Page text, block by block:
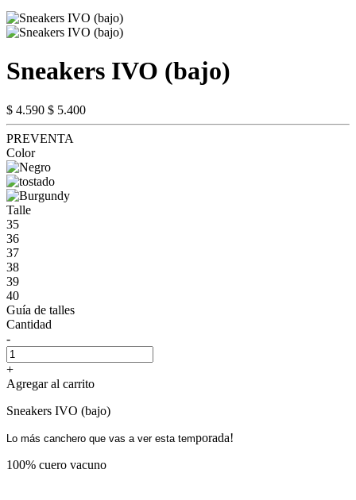
Sneakers IVO (bajo)
$ 4.590 $ 5.400
PREVENTA
Color
Talle
35
36
37
38
39
40
Guía de talles
Cantidad
-
+
Agregar al carrito
Sneakers IVO (bajo)
Lo más canchero que vas a ver esta temporada!
100% cuero vacuno